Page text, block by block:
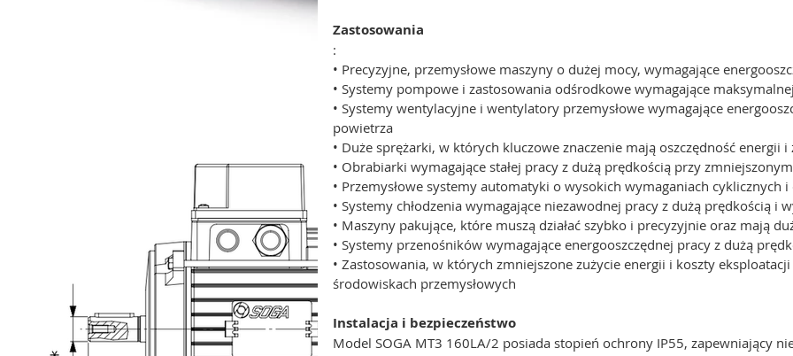
Zastosowania
:
• Precyzyjne, przemysłowe maszyny o dużej mocy, wymagające
• Systemy pompowe i zastosowania odśrodkowe wymagające
• Systemy wentylacyjne i wentylatory przemysłowe wymagające
powietrza
• Duże sprężarki, w których kluczowe znaczenie mają oszczędność energii
• Obrabiarki wymagające stałej pracy z dużą prędkością przy
• Przemysłowe systemy automatyki o wysokich wymaganiach cyklicznych
• Systemy chłodzenia wymagające niezawodnej pracy z dużą prędkością i
• Maszyny pakujące, które muszą działać szybko i precyzyjnie oraz mają
• Systemy przenośników wymagające energooszczędnej pracy z dużą
• Zastosowania, w których zmniejszone zużycie energii i koszty
środowiskach przemysłowych
Instalacja i bezpieczeństwo
Model SOGA MT3 160LA/2 posiada stopień ochrony IP55, zapewniający